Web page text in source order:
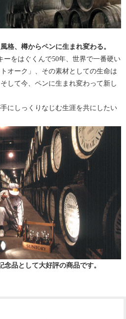
格、樽からペンに生まれ変わる。
ーをはぐくんで50年、世界で一番硬い
オーク」、その素材としての生命は
して今、ペンに生まれ変わって新し
にしっくりなじむ生涯を共にしたい
品として大好評の商品です。